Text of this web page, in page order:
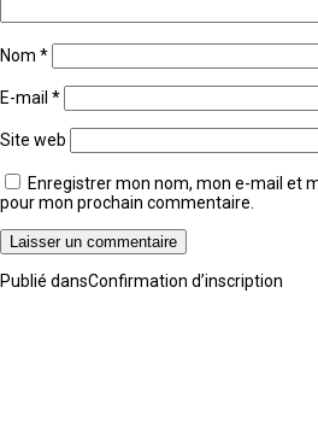
Nom *
E-mail *
Site web
Enregistrer mon nom, mon e-mail et
pour mon prochain commentaire.
Navigation
Publié dansConfirmation d’inscription